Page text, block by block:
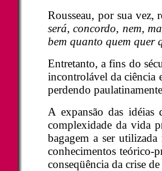
Rousseau, por sua vez,
será, concordo, nem,
bem quanto quem quer
Entretanto, a fins do
incontrolável da ciência
perdendo
A expansão das idéias
complexidade da vida
bagagem a ser
conhecimentos teórico-
conseqüência da crise